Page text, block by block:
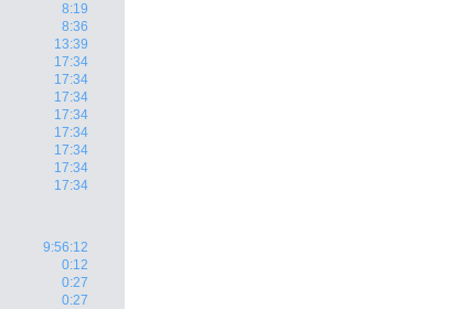
8:19
8:36
13:39
17:34
17:34
17:34
17:34
17:34
17:34
17:34
17:34
9:56:12
0:12
0:27
0:27